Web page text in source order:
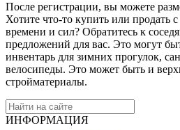
После регистрации, вы можете
Хотите что-то купить или продать
времени и сил? Обратитесь к
предложений для вас. Это могут
инвентарь для зимних прогулок,
велосипеды. Это может быть и
стройматериалы.
ИНФОРМАЦИЯ